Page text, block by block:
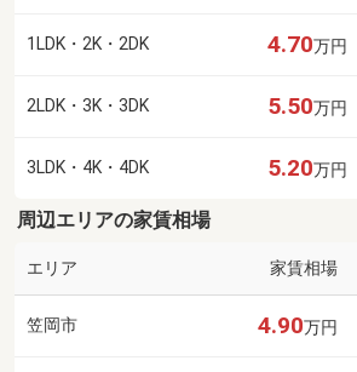
1LDK・2K・2DK 4.70万円
2LDK・3K・3DK 5.50万円
3LDK・4K・4DK 5.20万円
周辺エリアの家賃相場
エリア 家賃相場
笠岡市 4.90万円